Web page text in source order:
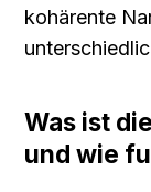
kohärente
Was ist
und wie